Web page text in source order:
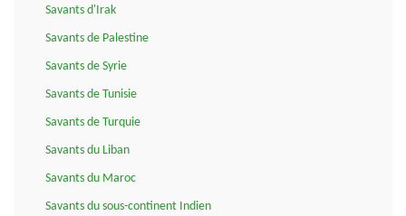
Savants d'Irak
Savants de Palestine
Savants de Syrie
Savants de Tunisie
Savants de Turquie
Savants du Liban
Savants du Maroc
Savants du sous-continent Indien